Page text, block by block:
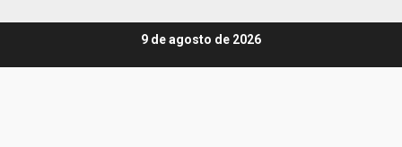
9 de agosto de 2026